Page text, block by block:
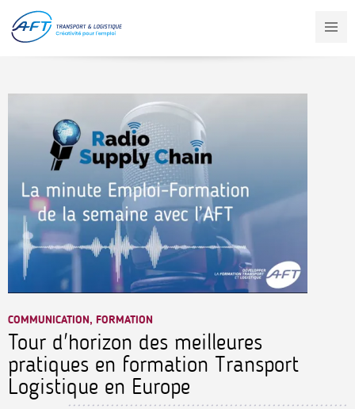
contenu
principal
COMMUNICATION, FORMATION
Tour d'horizon des meilleures
pratiques en formation Transport
Logistique en Europe